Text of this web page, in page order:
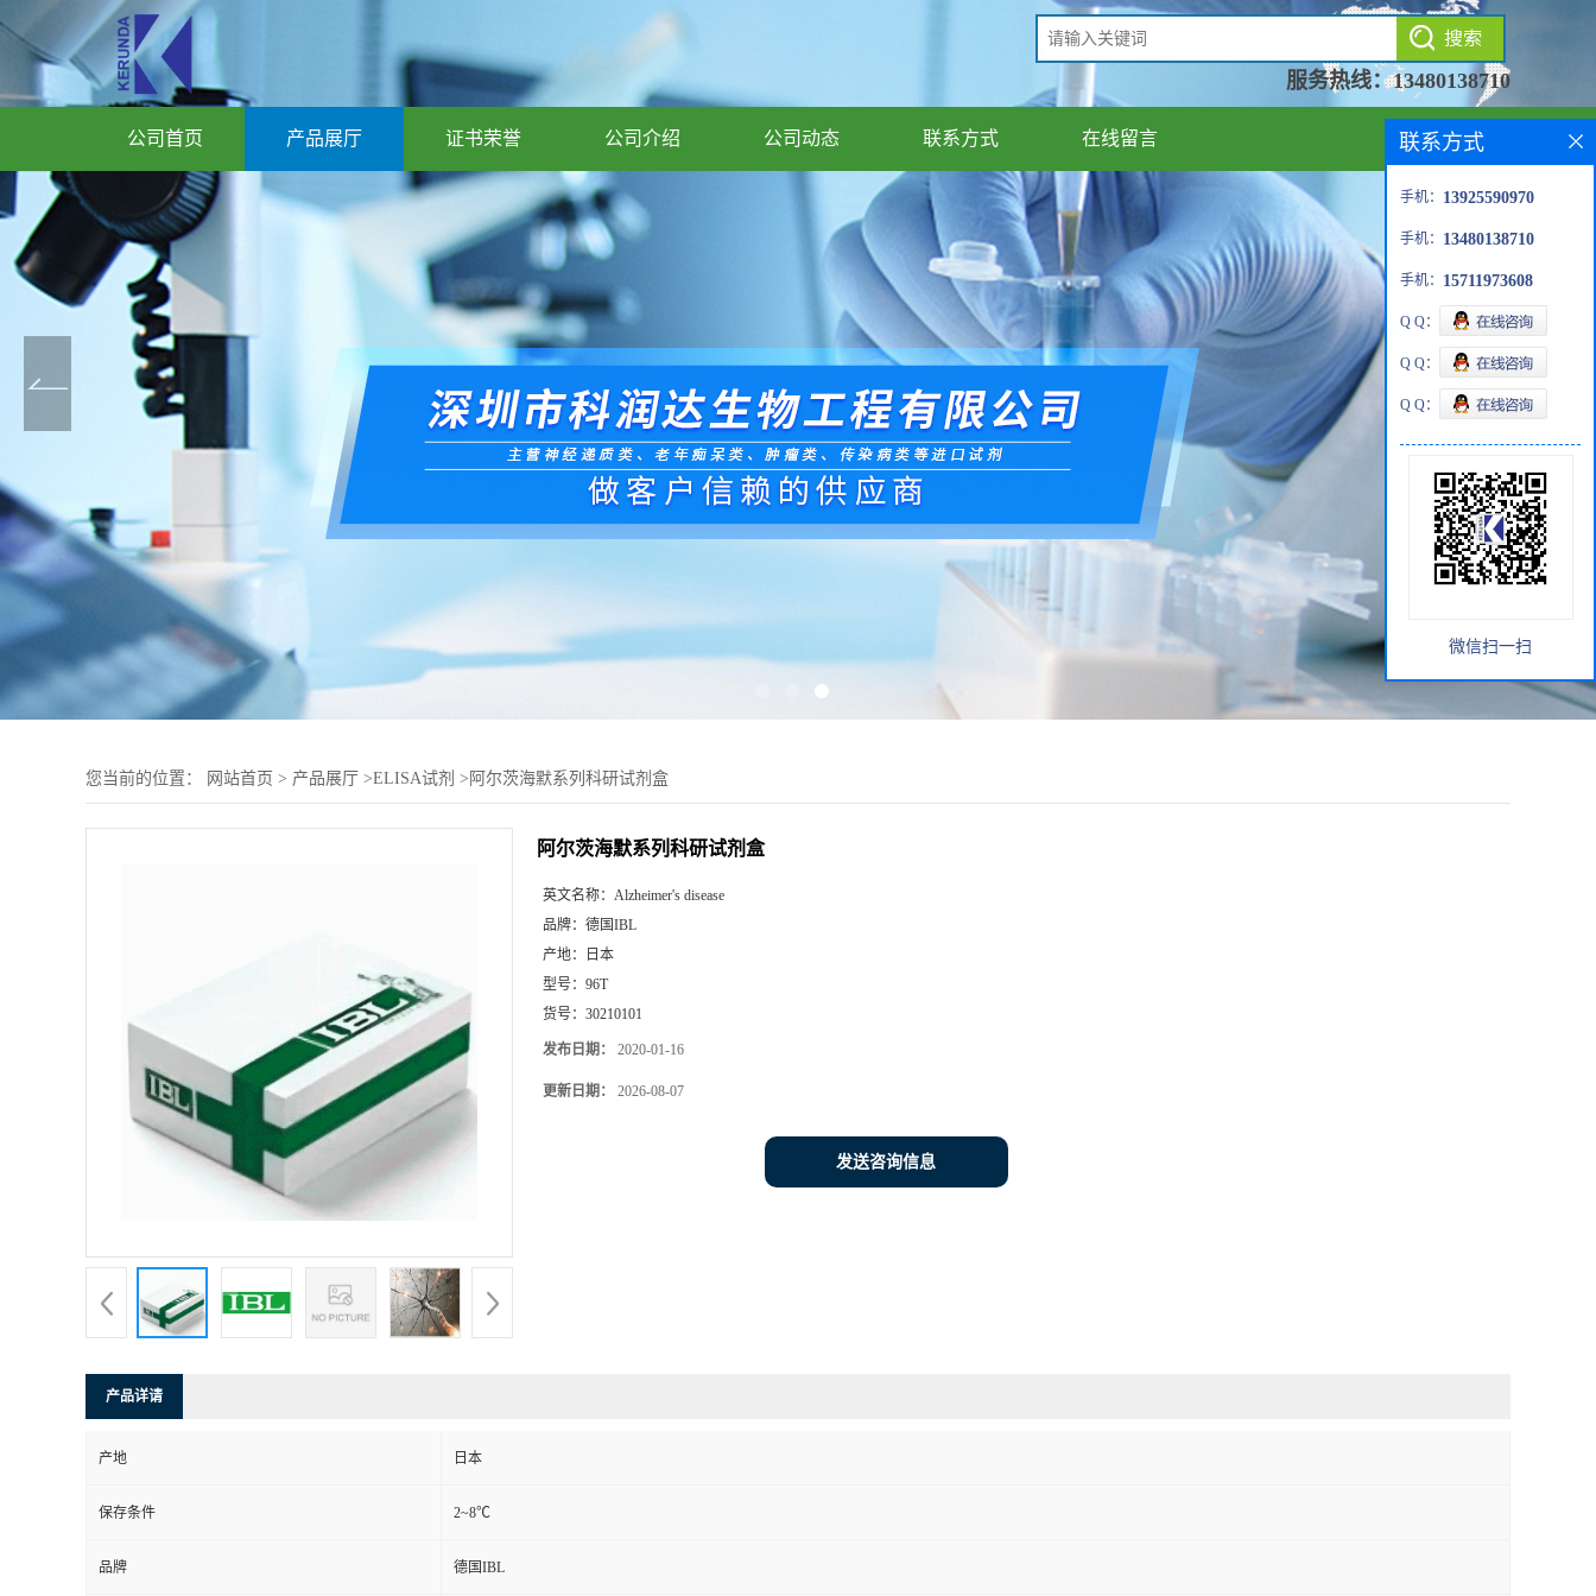
服务热线：13480138710
公司首页 产品展厅 证书荣誉 公司介绍 公司动态 联系方式 在线留言
您当前的位置： 网站首页 > 产品展厅 >ELISA试剂 > 阿尔茨海默系列科研试剂盒
阿尔茨海默系列科研试剂盒
英文名称： Alzheimer's disease
品牌： 德国IBL
产地：
日本
型号： 96T
货号： 30210101
发布日期： 2020-01-16
更新日期： 2026-08-07
发送咨询信息
产品详请
产地 日本
保存条件 2~8℃
品牌 德国IBL
联系方式
手机： 13925590970
手机： 13480138710
手机： 15711973608
Q Q：
Q Q：
Q Q：
微信扫一扫